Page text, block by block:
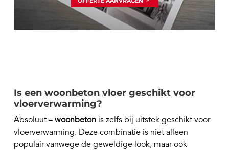
Is een woonbeton vloer geschikt voor
vloerverwarming?
Absoluut –woonbeton is zelfs bij uitstek geschikt voor
vloerverwarming. Deze combinatie is niet alleen
populair vanwege de geweldige look, maar ook